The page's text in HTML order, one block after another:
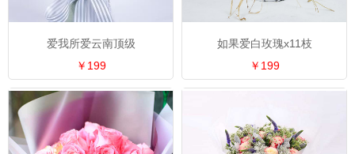
爱我所爱云南顶级
￥199
如果爱白玫瑰x11枝
￥199